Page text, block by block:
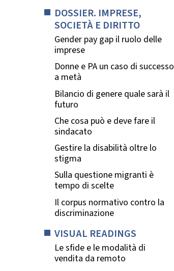
DOSSIER. IMPRESE,
SOCIETÀ E DIRITTO
Gender pay gap il ruolo delle
imprese
Donne e PA un caso di successo
a metà
Bilancio di genere quale sarà il
futuro
Che cosa può e deve fare il
sindacato
Gestire la disabilità oltre lo
stigma
Sulla questione migranti è
tempo di scelte
Il corpus normativo contro la
discriminazione
VISUAL READINGS
Le sfide e le modalità di
vendita da remoto